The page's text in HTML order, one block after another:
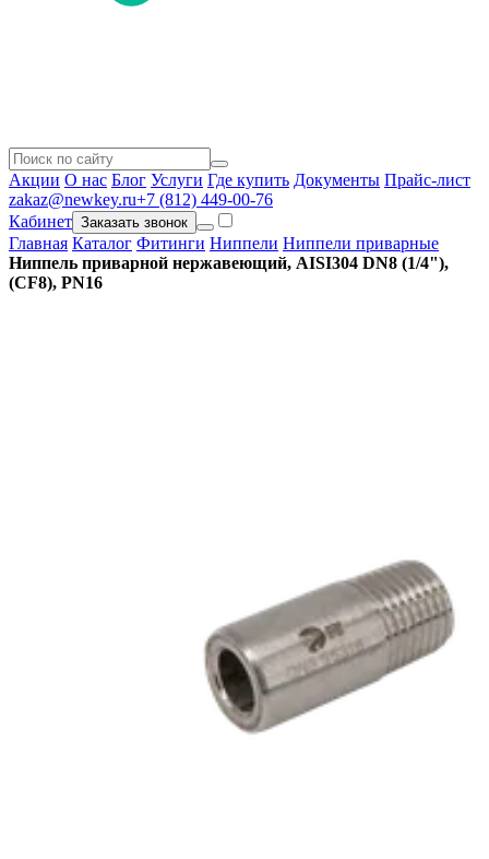
Акции О нас Блог Услуги Где купить Документы Прайс-лист
zakaz@newkey.ru+7 (812) 449-00-76
Кабинет Заказать звонок
Главная Каталог Фитинги Ниппели Ниппели приварные
Ниппель приварной нержавеющий, AISI304 DN8 (1/4"),
(CF8), PN16